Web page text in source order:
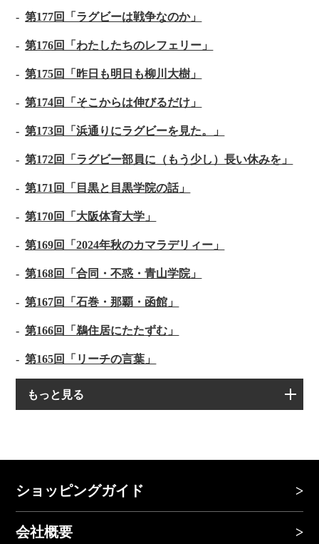
第177回「ラグビーは戦争なのか」
第176回「わたしたちのレフェリー」
第175回「昨日も明日も柳川大樹」
第174回「そこからは伸びるだけ」
第173回「浜通りにラグビーを見た。」
第172回「ラグビー部員に（もう少し）長い休みを」
第171回「目黒と目黒学院の話」
第170回「大阪体育大学」
第169回「2024年秋のカマラデリィー」
第168回「合同・不惑・青山学院」
第167回「石巻・那覇・函館」
第166回「鵜住居にたたずむ」
第165回「リーチの言葉」
もっと見る
ショッピングガイド
会社概要